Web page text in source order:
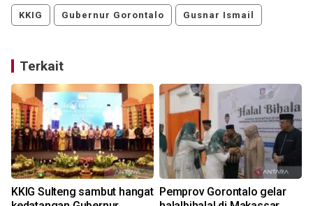
KKIG Gubernur Gorontalo Gusnar Ismail
Terkait
KKIG Sulteng sambut hangat Pemprov Gorontalo gelar